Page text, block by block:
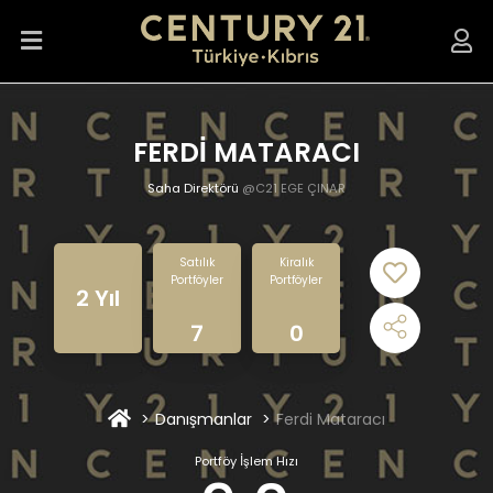
FERDİ MATARACI
Saha Direktörü @C21 EGE ÇINAR
2 Yıl
Satılık
Portföyler
7
Kiralık
Portföyler
0
Danışmanlar Ferdi Mataracı
Portföy İşlem Hızı